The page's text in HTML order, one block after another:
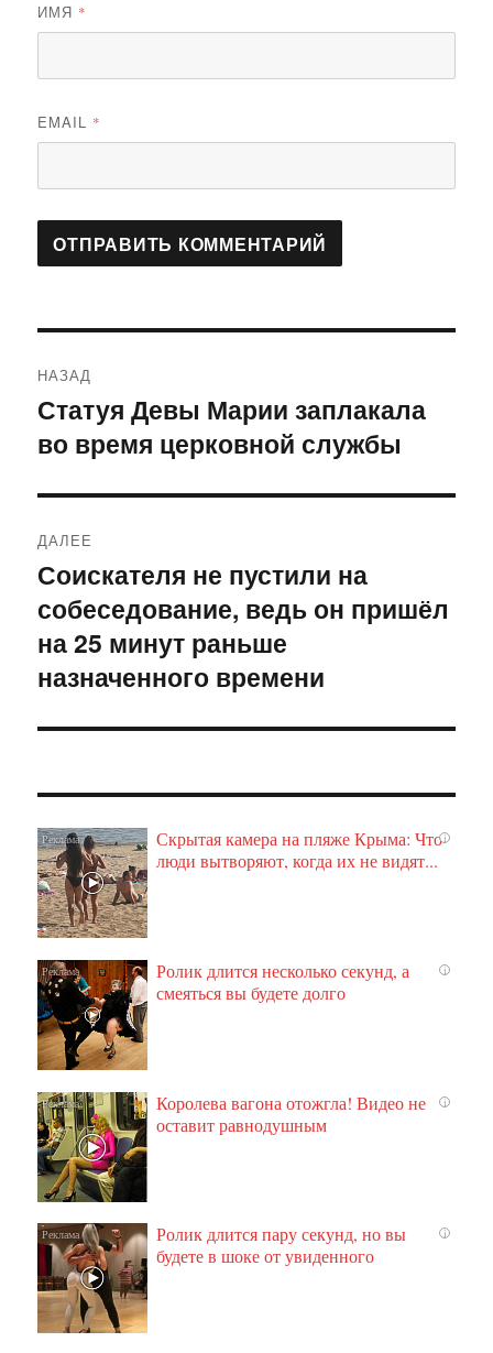
ИМЯ *
EMAIL *
по
записям
НАЗАД
Предыдущая
запись:
Статуя Девы Марии заплакала
во время церковной службы
ДАЛЕЕ
Следующая
запись:
Соискателя не пустили на
собеседование, ведь он пришёл
на 25 минут раньше
назначенного времени
i
Скрытая камера на пляже Крыма: Что
люди вытворяют, когда их не видят...
i
Ролик длится несколько секунд, а
смеяться вы будете долго
i
Королева вагона отожгла! Видео не
оставит равнодушным
i
Ролик длится пару секунд, но вы
будете в шоке от увиденного